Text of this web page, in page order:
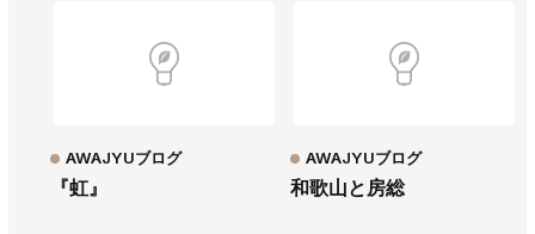
『虹』
AWAJYUブログ
和歌山と房総
AWAJYUブログ